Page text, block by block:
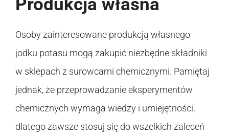
Produkcja własna
Osoby zainteresowane produkcją własnego
jodku potasu mogą zakupić niezbędne składniki
w sklepach z surowcami chemicznymi. Pamiętaj
jednak, że przeprowadzanie eksperymentów
chemicznych wymaga wiedzy i umiejętności,
dlatego zawsze stosuj się do wszelkich zaleceń